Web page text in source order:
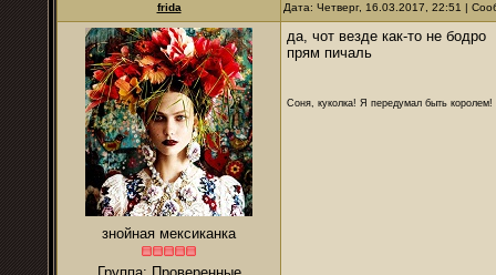
frida Дата: Четверг, 16.03.2017, 22:51 |
знойная мексиканка
да, чот везде как-то не бодро
прям пичаль
Соня, куколка! Я передумал быть